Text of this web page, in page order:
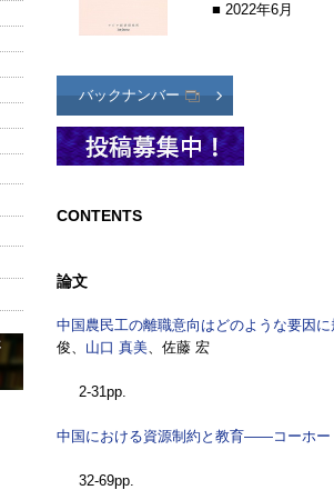
■ 2022年6月
バックナンバー
CONTENTS
論文
中国農民工の離職意向はどのような要因
俊、 山口 真美、佐藤 宏
2-31pp.
中国における資源制約と教育――コーホ
32-69pp.